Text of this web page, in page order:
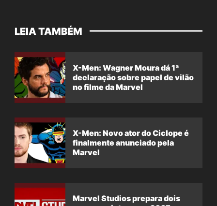
LEIA TAMBÉM
X-Men: Wagner Moura dá 1ª
declaração sobre papel de vilão
no filme da Marvel
X-Men: Novo ator do Ciclope é
finalmente anunciado pela
Marvel
Marvel Studios prepara dois